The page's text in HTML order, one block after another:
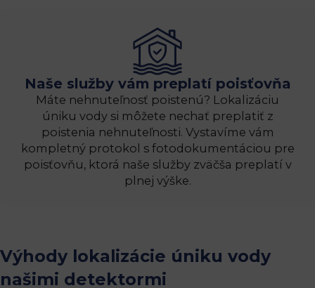
Naše služby vám preplatí poisťovňa
Máte nehnuteľnosť poistenú? Lokalizáciu
úniku vody si môžete nechať preplatiť z
poistenia nehnuteľnosti. Vystavíme vám
kompletný protokol s fotodokumentáciou pre
poisťovňu, ktorá naše služby zväčša preplatí v
plnej výške.
Výhody lokalizácie úniku vody
našimi detektormi